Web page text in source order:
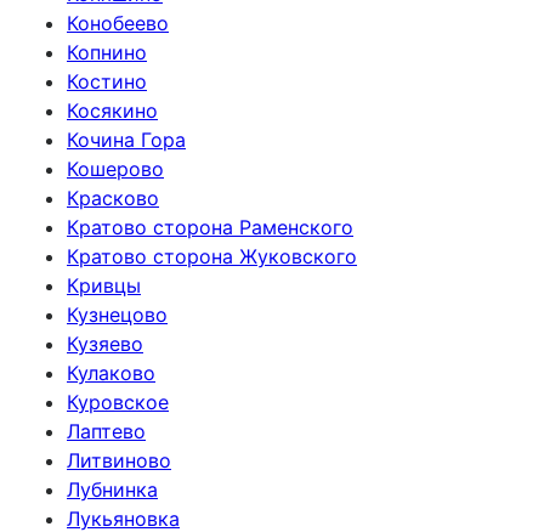
Конобеево
Копнино
Костино
Косякино
Кочина Гора
Кошерово
Красково
Кратово сторона Раменского
Кратово сторона Жуковского
Кривцы
Кузнецово
Кузяево
Кулаково
Куровское
Лаптево
Литвиново
Лубнинка
Лукьяновка